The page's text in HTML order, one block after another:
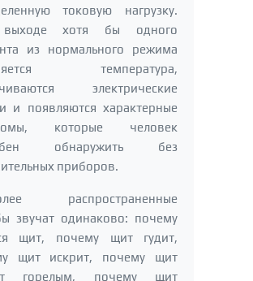
токовую нагрузку.
хотя бы одного
из нормального режима
температура,
электрические
и появляются характерные
которые человек
обнаружить без
приборов.
распространенные
звучат одинаково: почему
щит, почему щит гудит,
щит искрит, почему щит
горелым, почему щит